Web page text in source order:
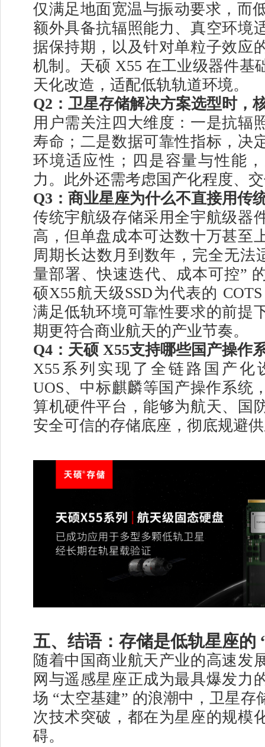
仅满足地面宽温与振动要求，而
额外具备抗辐照能力、真空环境
据保持期，以及针对单粒子效应
机制。天硕 X55 在工业级器件基
天化改造，适配低轨轨道环境。
Q2：卫星存储解决方案选型时，
用户需关注四大维度：一是抗辐
寿命；二是数据可靠性指标，决
环境适应性；四是容量与性能
力。此外还需考虑国产化程度、
Q3：商业星座为什么不直接用传
传统宇航级存储采用全宇航级器
高，但单盘成本可达数十万甚至
周期长达数月到数年，完全无法
量部署、快速迭代、成本可控”
硕X55航天级SSD为代表的
满足低轨环境可靠性要求的前提
期更符合商业航天的产业节奏。
Q4：天硕 X55支持哪些国产操作
X55系列实现了全链路国产化
UOS、中标麒麟等国产操作系统
算机硬件平台，能够为航天、国
安全可信的存储底座，彻底规避
五、结语：存储是低轨星座的
随着中国商业航天产业的高速发
网与遥感星座正成为最具爆发力
场 “太空基建” 的浪潮中，卫星存
次技术突破，都在为星座的规模
碍。